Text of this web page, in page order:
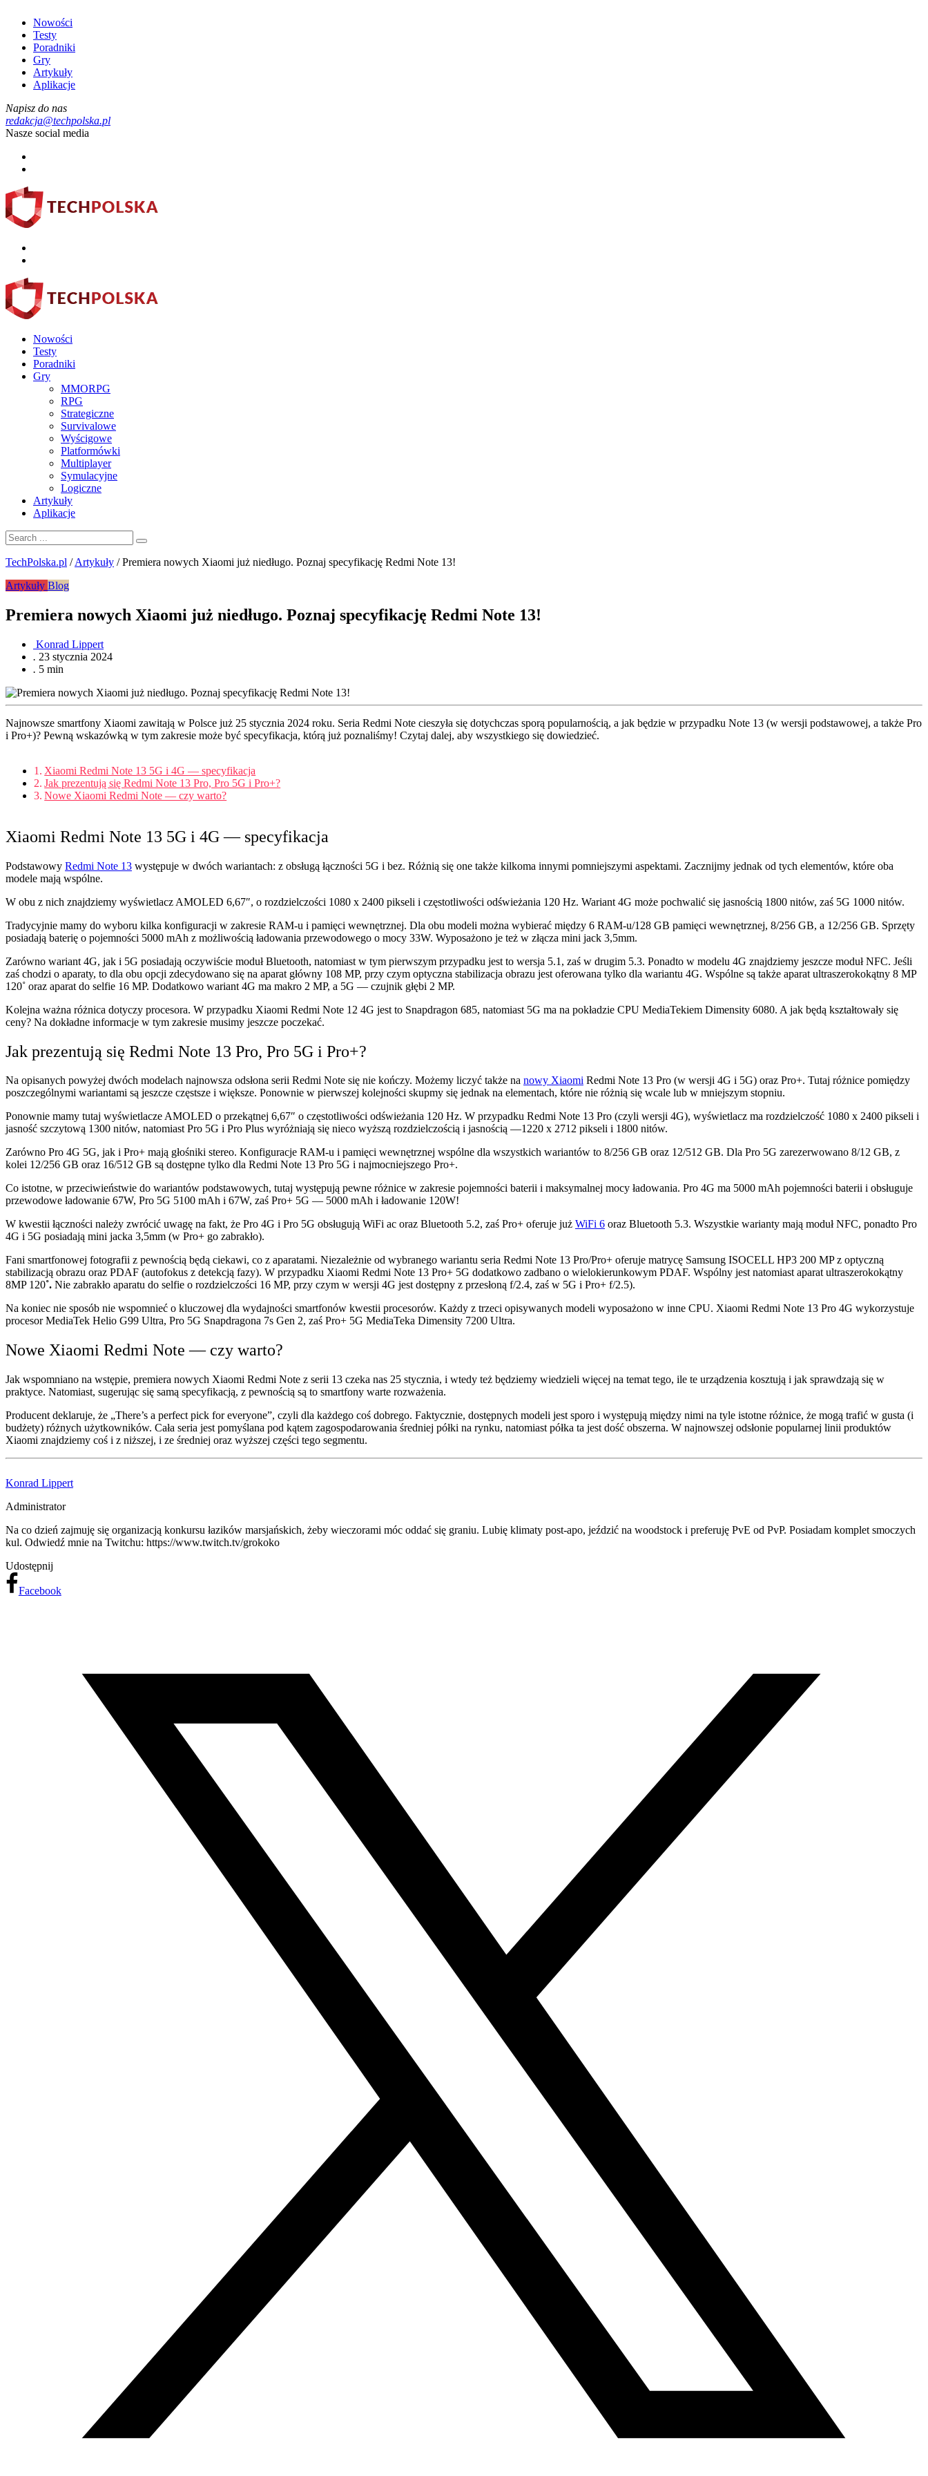
Nowości
Testy
Poradniki
Gry
Artykuły
Aplikacje
Napisz do nas
redakcja@techpolska.pl
Nasze social media
Nowości
Testy
Poradniki
Gry
MMORPG
RPG
Strategiczne
Survivalowe
Wyścigowe
Platformówki
Multiplayer
Symulacyjne
Logiczne
Artykuły
Aplikacje
TechPolska.pl /Artykuły /Premiera nowych Xiaomi już niedługo. Poznaj specyfikację Redmi Note 13!
Artykuły Blog
Premiera nowych Xiaomi już niedługo. Poznaj specyfikację Redmi Note 13!
Konrad Lippert
. 23 stycznia 2024
. 5 min
Najnowsze smartfony Xiaomi zawitają w Polsce już 25 stycznia 2024 roku. Seria Redmi Note cieszyła się dotychczas sporą popularnością, a jak będzie w przypadku Note 13 (w wersji podstawowej, a także Pro
i Pro+)? Pewną wskazówką w tym zakresie może być specyfikacja, którą już poznaliśmy! Czytaj dalej, aby wszystkiego się dowiedzieć.
Xiaomi Redmi Note 13 5G i 4G — specyfikacja
Jak prezentują się Redmi Note 13 Pro, Pro 5G i Pro+?
Nowe Xiaomi Redmi Note — czy warto?
Xiaomi Redmi Note 13 5G i 4G—specyfikacja
Podstawowy Redmi Note 13 występuje w dwóch wariantach: z obsługą łączności 5G i bez. Różnią się one także kilkoma innymi pomniejszymi aspektami. Zacznijmy jednak od tych elementów, które oba
modele mają wspólne.
W obu z nich znajdziemy wyświetlacz AMOLED 6,67″, o rozdzielczości 1080 x 2400 pikseli i częstotliwości odświeżania 120 Hz. Wariant 4G może pochwalić się jasnością 1800 nitów, zaś 5G 1000 nitów.
Tradycyjnie mamy do wyboru kilka konfiguracji w zakresie RAM-u i pamięci wewnętrznej. Dla obu modeli można wybierać między 6 RAM-u/128 GB pamięci wewnętrznej, 8/256 GB, a 12/256 GB. Sprzęty
posiadają baterię o pojemności 5000 mAh z możliwością ładowania przewodowego o mocy 33W. Wyposażono je też w złącza mini jack 3,5mm.
Zarówno wariant 4G, jak i 5G posiadają oczywiście moduł Bluetooth, natomiast w tym pierwszym przypadku jest to wersja 5.1, zaś w drugim 5.3. Ponadto w modelu 4G znajdziemy jeszcze moduł NFC. Jeśli
zaś chodzi o aparaty, to dla obu opcji zdecydowano się na aparat główny 108 MP, przy czym optyczna stabilizacja obrazu jest oferowana tylko dla wariantu 4G. Wspólne są także aparat ultraszerokokątny 8 MP
120˚ oraz aparat do selfie 16 MP. Dodatkowo wariant 4G ma makro 2 MP, a 5G — czujnik głębi 2 MP.
Kolejna ważna różnica dotyczy procesora. W przypadku Xiaomi Redmi Note 12 4G jest to Snapdragon 685, natomiast 5G ma na pokładzie CPU MediaTekiem Dimensity 6080. A jak będą kształtowały się
ceny? Na dokładne informacje w tym zakresie musimy jeszcze poczekać.
Jak prezentują się Redmi Note 13 Pro, Pro 5G i Pro+?
Na opisanych powyżej dwóch modelach najnowsza odsłona serii Redmi Note się nie kończy. Możemy liczyć także na nowy Xiaomi Redmi Note 13 Pro (w wersji 4G i 5G) oraz Pro+. Tutaj różnice pomiędzy
poszczególnymi wariantami są jeszcze częstsze i większe. Ponownie w pierwszej kolejności skupmy się jednak na elementach, które nie różnią się wcale lub w mniejszym stopniu.
Ponownie mamy tutaj wyświetlacze AMOLED o przekątnej 6,67″ o częstotliwości odświeżania 120 Hz. W przypadku Redmi Note 13 Pro (czyli wersji 4G), wyświetlacz ma rozdzielczość 1080 x 2400 pikseli i
jasność szczytową 1300 nitów, natomiast Pro 5G i Pro Plus wyróżniają się nieco wyższą rozdzielczością i jasnością —1220 x 2712 pikseli i 1800 nitów.
Zarówno Pro 4G 5G, jak i Pro+ mają głośniki stereo. Konfiguracje RAM-u i pamięci wewnętrznej wspólne dla wszystkich wariantów to 8/256 GB oraz 12/512 GB. Dla Pro 5G zarezerwowano 8/12 GB, z
kolei 12/256 GB oraz 16/512 GB są dostępne tylko dla Redmi Note 13 Pro 5G i najmocniejszego Pro+.
Co istotne, w przeciwieństwie do wariantów podstawowych, tutaj występują pewne różnice w zakresie pojemności baterii i maksymalnej mocy ładowania. Pro 4G ma 5000 mAh pojemności baterii i obsługuje
przewodowe ładowanie 67W, Pro 5G 5100 mAh i 67W, zaś Pro+ 5G — 5000 mAh i ładowanie 120W!
W kwestii łączności należy zwrócić uwagę na fakt, że Pro 4G i Pro 5G obsługują WiFi ac oraz Bluetooth 5.2, zaś Pro+ oferuje już WiFi 6 oraz Bluetooth 5.3. Wszystkie warianty mają moduł NFC, ponadto Pro
4G i 5G posiadają mini jacka 3,5mm (w Pro+ go zabrakło).
Fani smartfonowej fotografii z pewnością będą ciekawi, co z aparatami. Niezależnie od wybranego wariantu seria Redmi Note 13 Pro/Pro+ oferuje matrycę Samsung ISOCELL HP3 200 MP z optyczną
stabilizacją obrazu oraz PDAF (autofokus z detekcją fazy). W przypadku Xiaomi Redmi Note 13 Pro+ 5G dodatkowo zadbano o wielokierunkowym PDAF. Wspólny jest natomiast aparat ultraszerokokątny
8MP 120˚. Nie zabrakło aparatu do selfie o rozdzielczości 16 MP, przy czym w wersji 4G jest dostępny z przesłoną f/2.4, zaś w 5G i Pro+ f/2.5).
Na koniec nie sposób nie wspomnieć o kluczowej dla wydajności smartfonów kwestii procesorów. Każdy z trzeci opisywanych modeli wyposażono w inne CPU. Xiaomi Redmi Note 13 Pro 4G wykorzystuje
procesor MediaTek Helio G99 Ultra, Pro 5G Snapdragona 7s Gen 2, zaś Pro+ 5G MediaTeka Dimensity 7200 Ultra.
Nowe Xiaomi Redmi Note — czy warto?
Jak wspomniano na wstępie, premiera nowych Xiaomi Redmi Note z serii 13 czeka nas 25 stycznia, i wtedy też będziemy wiedzieli więcej na temat tego, ile te urządzenia kosztują i jak sprawdzają się w
praktyce. Natomiast, sugerując się samą specyfikacją, z pewnością są to smartfony warte rozważenia.
Producent deklaruje, że „There’s a perfect pick for everyone”, czyli dla każdego coś dobrego. Faktycznie, dostępnych modeli jest sporo i występują między nimi na tyle istotne różnice, że mogą trafić w gusta (i
budżety) różnych użytkowników. Cała seria jest pomyślana pod kątem zagospodarowania średniej półki na rynku, natomiast półka ta jest dość obszerna. W najnowszej odsłonie popularnej linii produktów
Xiaomi znajdziemy coś i z niższej, i ze średniej oraz wyższej części tego segmentu.
Konrad Lippert
Administrator
Na co dzień zajmuję się organizacją konkursu łazików marsjańskich, żeby wieczorami móc oddać się graniu. Lubię klimaty post-apo, jeździć na woodstock i preferuję PvE od PvP. Posiadam komplet smoczych
kul. Odwiedź mnie na Twitchu: https://www.twitch.tv/grokoko
Udostępnij
Facebook